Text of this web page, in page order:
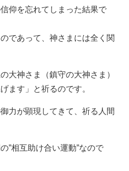
仰を忘れてしまった結果で
であって、神さまには全く関
大神さま（鎮守の大神さま）
ます」と祈るのです。
力が顕現してきて、祈る人間
”相互助け合い運動”なので